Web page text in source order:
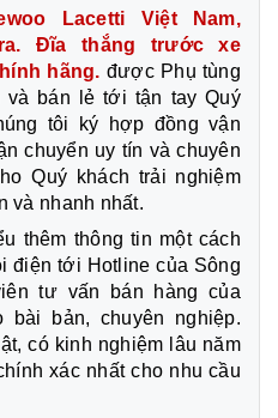
Lacetti Việt Nam,
Đĩa thắng trước xe
hãng. được Phụ tùng
và bán lẻ tới tận tay Quý
tôi ký hợp đồng vận
chuyển uy tín và chuyên
Quý khách trải nghiệm
và nhanh nhất.
thêm thông tin một cách
điện tới Hotline của Sông
tư vấn bán hàng của
bản, chuyên nghiệp.
có kinh nghiệm lâu năm
xác nhất cho nhu cầu